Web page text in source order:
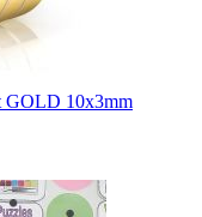
GOLD 10x3mm